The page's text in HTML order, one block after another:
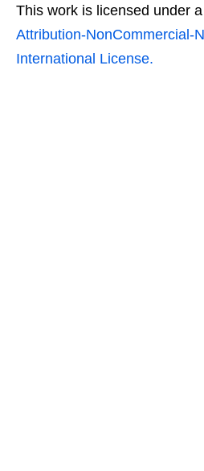
This work is licensed under a
Attribution-NonCommercial-
International License.